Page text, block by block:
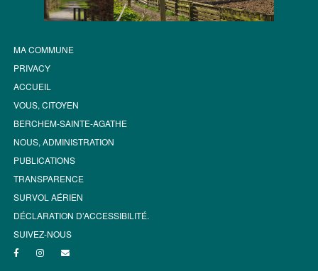
MA COMMUNE
PRIVACY
ACCUEIL
VOUS, CITOYEN
BERCHEM-SAINTE-AGATHE
NOUS, ADMINISTRATION
PUBLICATIONS
TRANSPARENCE
SURVOL AÉRIEN
DÉCLARATION D’ACCESSIBILITÉ.
SUIVEZ-NOUS